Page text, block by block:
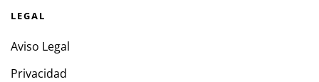
LEGAL
Aviso Legal
Privacidad